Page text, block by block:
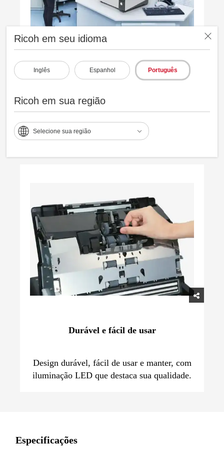
Ricoh em seu idioma
Inglês Espanhol Português
Ricoh em sua região
Selecione sua região
Proteção de dados
Tecnologia avançada e Clear Image Capture
(CIC) para digitalizar com precisão e
proteger os originais.
Durável e fácil de usar
Design durável, fácil de usar e manter, com
iluminação LED que destaca sua qualidade.
Especificações